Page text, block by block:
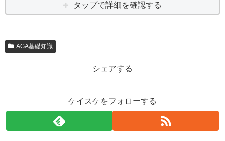
タップで詳細を確認する
AGA基礎知識
シェアする
ケイスケをフォローする